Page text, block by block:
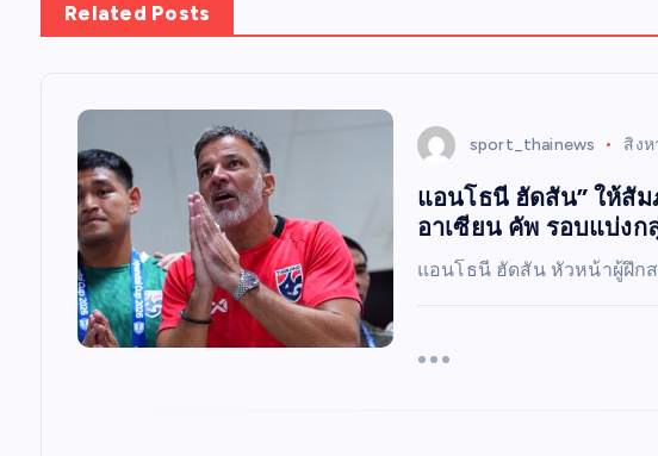
Related Posts
sport_thainews สิงห
แอนโธนี ฮัดสัน” ให้สั
อาเซียน คัพ รอบแบ่ง
แอนโธนี ฮัดสัน หัวหน้าผู้ฝึก